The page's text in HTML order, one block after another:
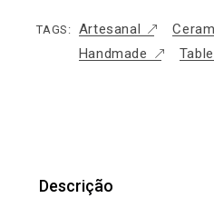
TAGS: Artesanal
Handmade
Descrição